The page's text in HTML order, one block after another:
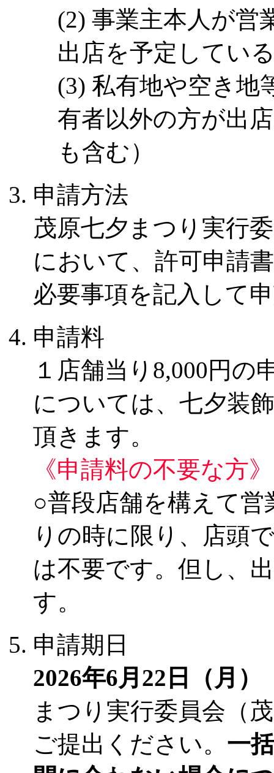
事業主本人が営
出店を予定してい
私有地や空き地
有者以外の方が出
も含む）
申請方法
茂原七夕まつり実行
において、許可申請
必要事項を記入して
申請料
１店舗当り8,000円の
については、七夕装
頂きます。
《申請料の不要な方》
○普段店舗を構えて
りの時に限り、店頭
は不要です。但し、
す。
申請期日
2026年6月22日（月
まつり実行委員会（
ご提出ください。 一